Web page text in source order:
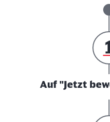
Auf "Jetzt